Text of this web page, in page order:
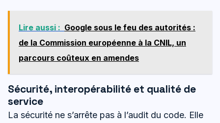
Lire aussi : Google sous le feu des autorités :
de la Commission européenne à la CNIL, un
parcours coûteux en amendes
Sécurité, interopérabilité et qualité de
service
La sécurité ne s’arrête pas à l’audit du code. Elle